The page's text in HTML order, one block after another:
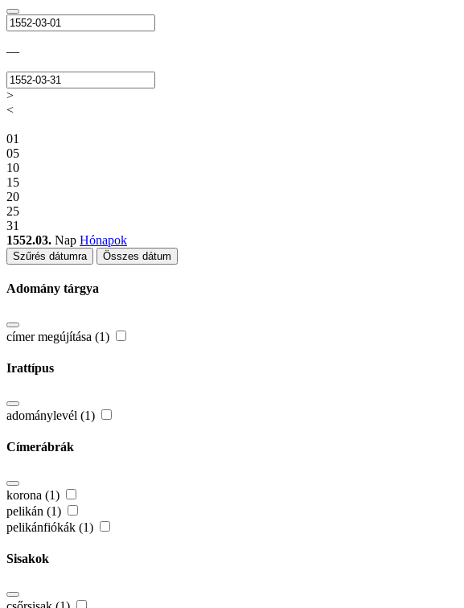
—
>
<
01
05
10
15
20
25
31
1552.03. Nap Hónapok
Szűrés dátumra Összes dátum
Adomány tárgya
címer megújítása (1)
Irattípus
adománylevél (1)
Címerábrák
korona (1)
pelikán (1)
pelikánfiókák (1)
Sisakok